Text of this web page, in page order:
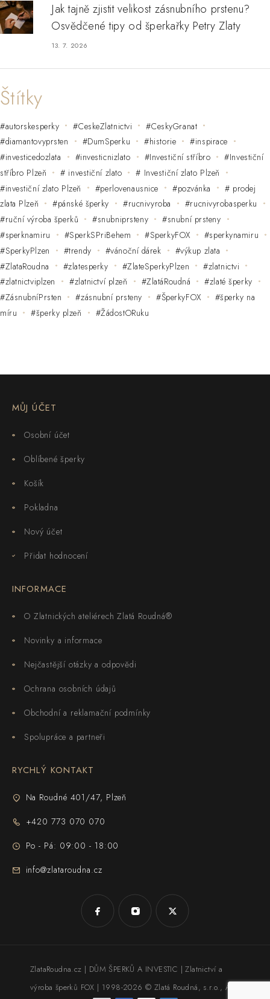
Jak tajně zjistit velikost zásnubního prstenu?
Osvědčené tipy od šperkařky Petry Zlaty
13. 7. 2026
Štítky
#autorskesperky #CeskeZlatnictvi
#CeskyGranat
#diamantovyprsten
#DumSperku #historie
#inspirace
#investicedozlata
#investicnizlato #Investiční stříbro
#Investiční
stříbro Plzeň
# investiční zlato
# Investiční zlato Plzeň
#investiční zlato Plzeň
#perlovenausnice #pozvánka
# prodej
zlata Plzeň
#pánské šperky #rucnivyroba
#rucnivyrobasperku
#ruční výroba šperků
#snubniprsteny
#snubní prsteny
#sperknamiru
#SperkSPriBehem #SperkyFOX
#sperkynamiru
#SperkyPlzen
#trendy #vánoční dárek
#výkup zlata
#ZlataRoudna
#zlatesperky #ZlateSperkyPlzen
#zlatnictvi
#zlatnictviplzen
#zlatnictví plzeň #ZlatáRoudná
#zlaté šperky
#ZásnubníPrsten
#zásnubní prsteny #ŠperkyFOX
#šperky na
míru
#šperky plzeň #ŽádostORuku
MŮJ ÚČET
Osobní účet
Oblíbené šperky
Košík
Pokladna
Nový účet
Přidat hodnocení
INFORMACE
O Zlatnických ateliérech Zlatá Roudná®
Novinky a informace
Nejčastější otázky a odpovědi
Ochrana osobních údajů
Obchodní a reklamační podmínky
Spolupráce a partneři
RYCHLÝ KONTAKT
Na Roudné 401/47, Plzeň
+420 773 070 070
Po - Pá: 09:00 - 18:00
info@zlataroudna.cz
ZlataRoudna.cz | DŮM ŠPERKŮ A INVESTIC | Zlatnictví a
výroba šperků FOX | 1998-2026 © Zlatá Roudná, s.r.o., AI